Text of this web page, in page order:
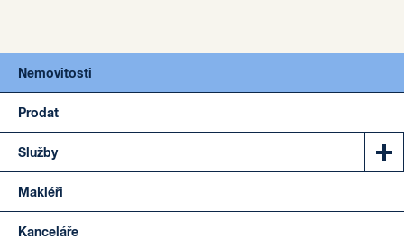
Nemovitosti
Prodat
Služby
Makléři
Kanceláře